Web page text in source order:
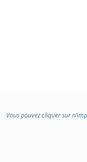
Vous pouvez cliquer sur